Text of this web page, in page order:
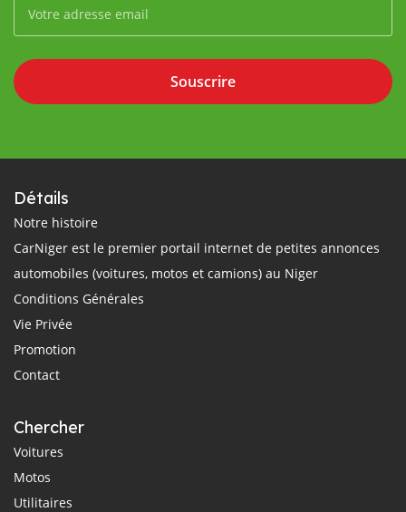
Souscrire
Détails
Notre histoire
CarNiger est le premier portail internet de petites annonces
automobiles (voitures, motos et camions) au Niger
Conditions Générales
Vie Privée
Promotion
Contact
Chercher
Voitures
Motos
Utilitaires